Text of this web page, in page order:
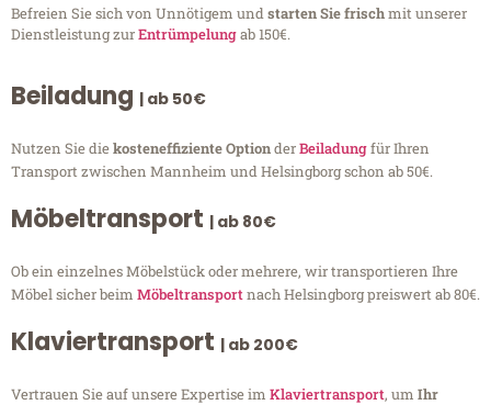
Befreien Sie sich von Unnötigem undstarten Sie frischmit unserer
Dienstleistung zurEntrümpelungab 150€.
Beiladung | ab 50€
Nutzen Sie diekosteneffiziente OptionderBeiladungfür Ihren
Transport zwischen Mannheim und Helsingborg schon ab 50€.
Möbeltransport | ab 80€
Ob ein einzelnes Möbelstück oder mehrere, wir transportieren Ihre
Möbel sicher beim Möbeltransportnach Helsingborg preiswert ab 80€.
Klaviertransport | ab 200€
Vertrauen Sie auf unsere Expertise im Klaviertransport, um Ihr